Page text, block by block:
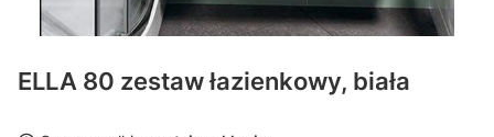
ELLA 80 zestaw łazienkowy, biała